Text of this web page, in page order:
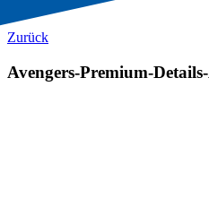
Zurück
Avengers-Premium-